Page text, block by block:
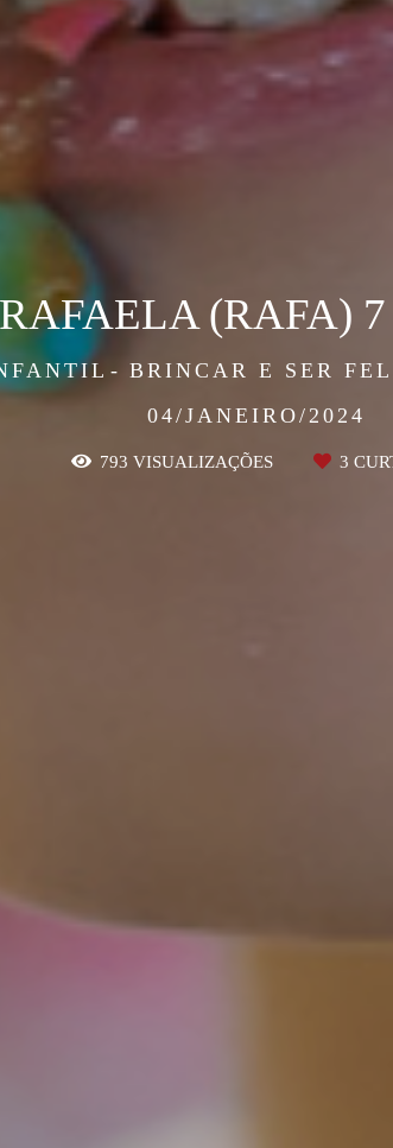
BRINCAR E SER
04/JANEIRO/2024
RAFAELA (RAFA) 7
793 VISUALIZAÇÕES 3